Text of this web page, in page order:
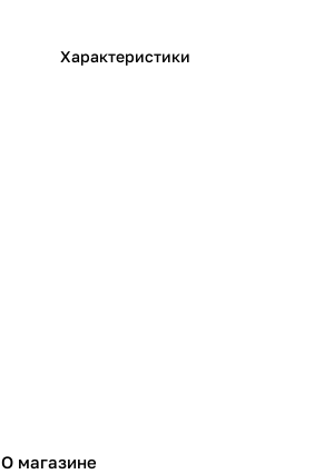
Характеристики
О магазине